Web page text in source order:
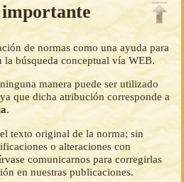
de normas como una ayuda para
búsqueda conceptual vía WEB.
manera puede ser utilizado
que dicha atribución corresponde a
.
texto original de la norma; sin
o alteraciones con
comunicarnos para corregirlas
en nuestras publicaciones.